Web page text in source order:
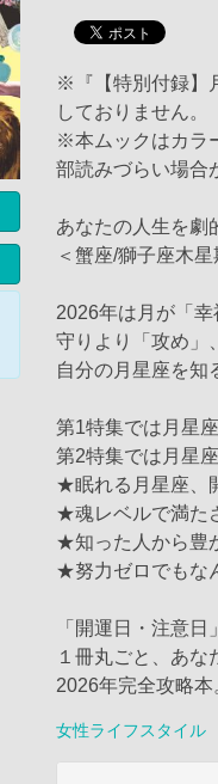
※『【特別付録】
しておりません。
※本ムックはカラ
部読みづらい場合
あなたの人生を劇
＜蟹座/獅子座木
2026年は月が「幸
守りより「攻め」
自分の月星座を知
第1特集では月星
第2特集では月星
★眠れる月星座、
★魂レベルで満た
★知った人から豊
★努力ゼロでもな
「開運日・注意日
１冊丸ごと、あな
2026年完全攻略本
女性ライフスタイル